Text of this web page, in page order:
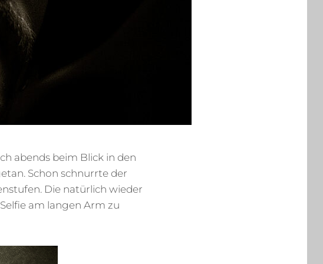
abends beim Blick in den
Schon schnurrte der
Die natürlich wieder
am langen Arm zu